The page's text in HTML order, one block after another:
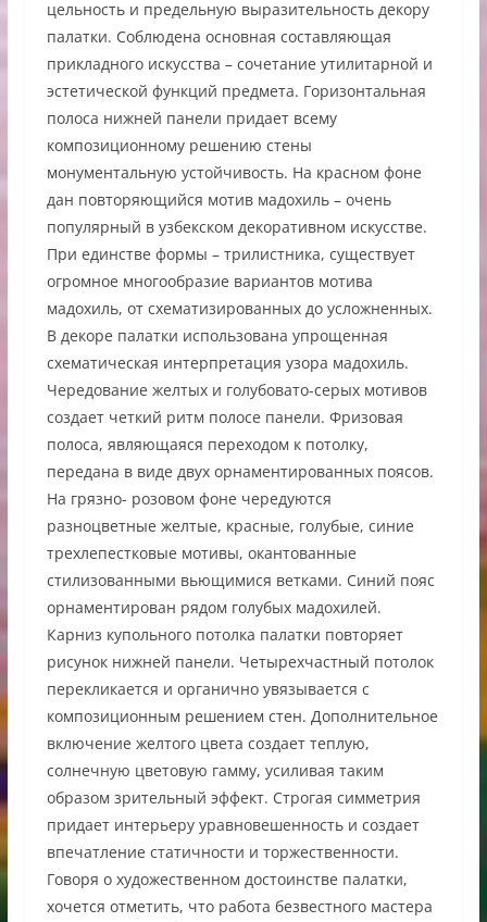
цельность и предельную выразительность декору
палатки. Соблюдена основная составляющая
прикладного искусства – сочетание утилитарной и
эстетической функций предмета. Горизонтальная
полоса нижней панели придает всему
композиционному решению стены
монументальную устойчивость. На красном фоне
дан повторяющийся мотив мадохиль – очень
популярный в узбекском декоративном искусстве.
При единстве формы – трилистника, существует
огромное многообразие вариантов мотива
мадохиль, от схематизированных до усложненных.
В декоре палатки использована упрощенная
схематическая интерпретация узора мадохиль.
Чередование желтых и голубовато-серых мотивов
создает четкий ритм полосе панели. Фризовая
полоса, являющаяся переходом к потолку,
передана в виде двух орнаментированных поясов.
На грязно- розовом фоне чередуются
разноцветные желтые, красные, голубые, синие
трехлепестковые мотивы, окантованные
стилизованными вьющимися ветками. Синий пояс
орнаментирован рядом голубых мадохилей.
Карниз купольного потолка палатки повторяет
рисунок нижней панели. Четырехчастный потолок
перекликается и органично увязывается с
композиционным решением стен. Дополнительное
включение желтого цвета создает теплую,
солнечную цветовую гамму, усиливая таким
образом зрительный эффект. Строгая симметрия
придает интерьеру уравновешенность и создает
впечатление статичности и торжественности.
Говоря о художественном достоинстве палатки,
хочется отметить, что работа безвестного мастера